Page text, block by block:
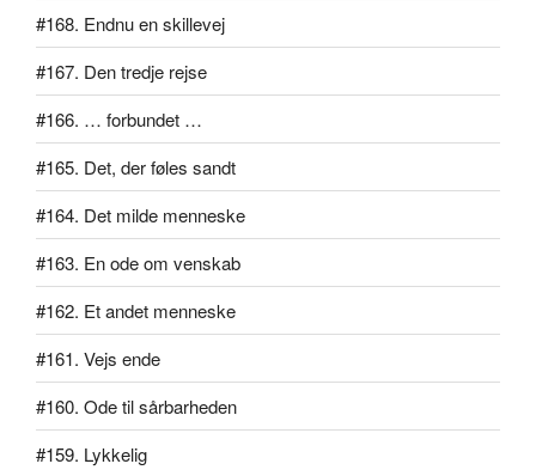
#168. Endnu en skillevej
#167. Den tredje rejse
#166. … forbundet …
#165. Det, der føles sandt
#164. Det milde menneske
#163. En ode om venskab
#162. Et andet menneske
#161. Vejs ende
#160. Ode til sårbarheden
#159. Lykkelig